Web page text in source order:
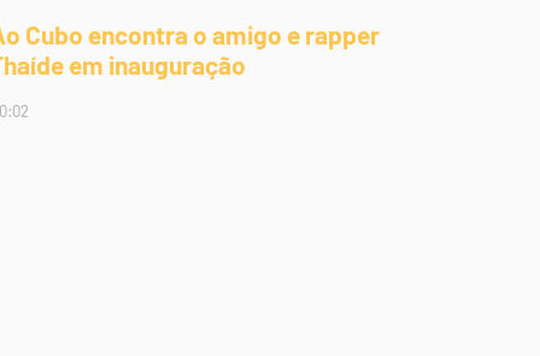
Cubo encontra o amigo e rapper
em inauguração